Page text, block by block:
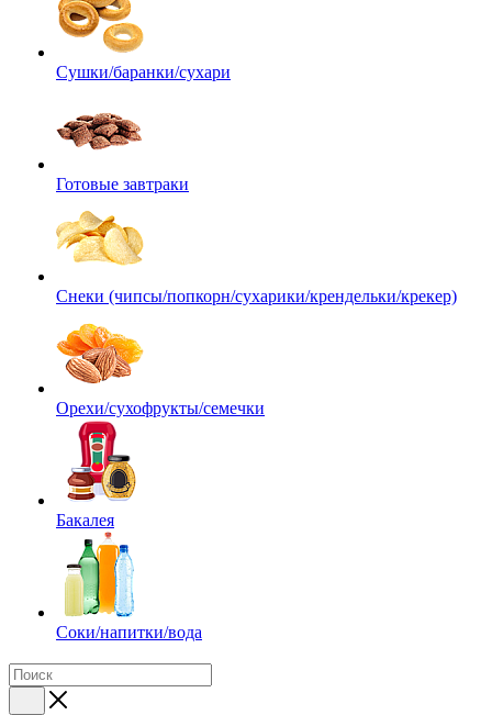
Сушки/баранки/сухари
Готовые завтраки
Снеки (чипсы/попкорн/сухарики/крендельки/крекер)
Орехи/сухофрукты/семечки
Бакалея
Соки/напитки/вода